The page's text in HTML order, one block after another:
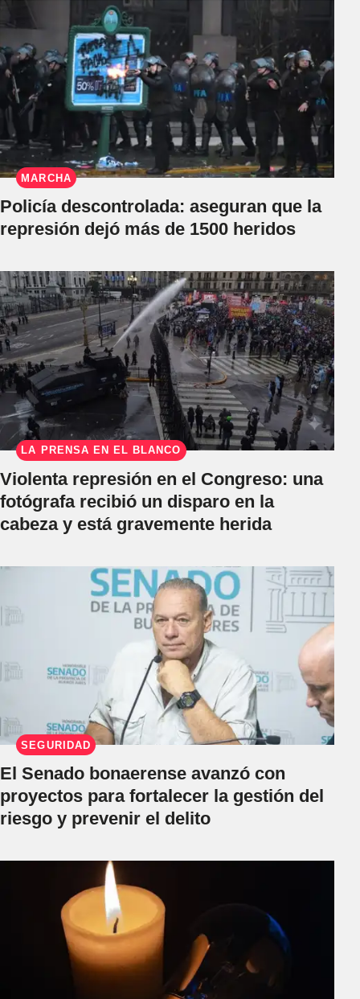
MARCHA
Policía descontrolada: aseguran que la
represión dejó más de 1500 heridos
LA PRENSA EN EL BLANCO
Violenta represión en el Congreso: una
fotógrafa recibió un disparo en la
cabeza y está gravemente herida
SEGURIDAD
El Senado bonaerense avanzó con
proyectos para fortalecer la gestión del
riesgo y prevenir el delito